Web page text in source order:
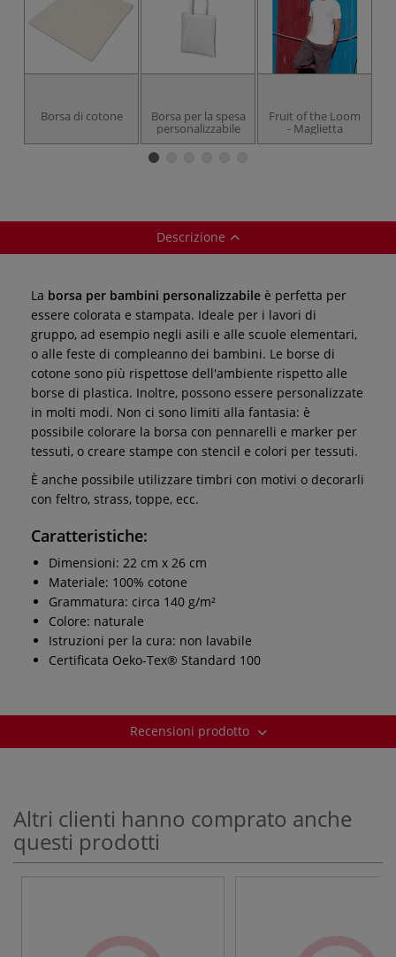
Borsa di cotone Borsa per la spesa
personalizzabile
Fruit of the Loom
- Maglietta
Descrizione
La borsa per bambini personalizzabile è perfetta per
essere colorata e stampata. Ideale per i lavori di
gruppo, ad esempio negli asili e alle scuole elementari,
o alle feste di compleanno dei bambini. Le borse di
cotone sono più rispettose dell'ambiente rispetto alle
borse di plastica. Inoltre, possono essere personalizzate
in molti modi. Non ci sono limiti alla fantasia: è
possibile colorare la borsa con pennarelli e marker per
tessuti, o creare stampe con stencil e colori per tessuti.
È anche possibile utilizzare timbri con motivi o decorarli
con feltro, strass, toppe, ecc.
Caratteristiche:
Dimensioni: 22 cm x 26 cm
Materiale: 100% cotone
Grammatura: circa 140 g/m²
Colore: naturale
Istruzioni per la cura: non lavabile
Certificata Oeko-Tex® Standard 100
Recensioni prodotto
Altri clienti hanno comprato anche
questi prodotti